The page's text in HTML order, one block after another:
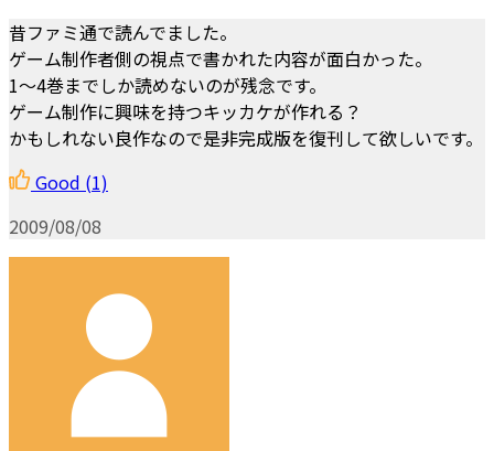
昔ファミ通で読んでました。
ゲーム制作者側の視点で書かれた内容が面白かった。
1～4巻までしか読めないのが残念です。
ゲーム制作に興味を持つキッカケが作れる？
かもしれない良作なので是非完成版を復刊して欲しいです。
Good (1)
2009/08/08